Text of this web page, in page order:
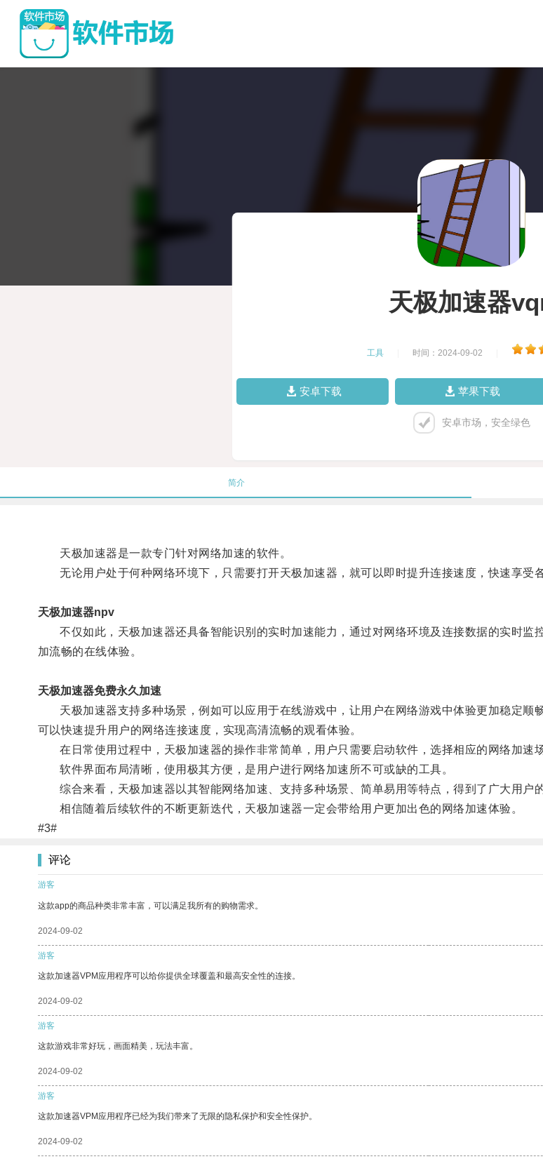
天极加速器
工具 时间：2024-09-02
安卓下载 苹果下载
安卓市场，安全绿色
简介
天极加速器是一款专门针对网络加速的软件。
无论用户处于何种网络环境下，只需要打开天极加速器，就可以即时提升连接速度，快速享受各
天极加速器npv
不仅如此，天极加速器还具备智能识别的实时加速能力，通过对网络环境及连接数据的实时监
加流畅的在线体验。
天极加速器免费永久加速
天极加速器支持多种场景，例如可以应用于在线游戏中，让用户在网络游戏中体验更加稳定顺
可以快速提升用户的网络连接速度，实现高清流畅的观看体验。
在日常使用过程中，天极加速器的操作非常简单，用户只需要启动软件，选择相应的网络加速
软件界面布局清晰，使用极其方便，是用户进行网络加速所不可或缺的工具。
综合来看，天极加速器以其智能网络加速、支持多种场景、简单易用等特点，得到了广大用户的
相信随着后续软件的不断更新迭代，天极加速器一定会带给用户更加出色的网络加速体验。
#3#
评论
游客
这款app的商品种类非常丰富，可以满足我所有的购物需求。
2024-09-02
游客
这款加速器VPM应用程序可以给你提供全球覆盖和最高安全性的连接。
2024-09-02
游客
这款游戏非常好玩，画面精美，玩法丰富。
2024-09-02
游客
这款加速器VPM应用程序已经为我们带来了无限的隐私保护和安全性保护。
2024-09-02